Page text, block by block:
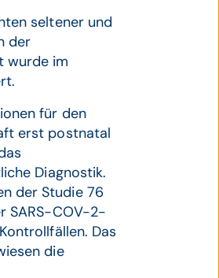
seltener und
der
wurde im
für den
erst postnatal
Diagnostik.
der Studie 76
SARS-COV-2-
Das
die